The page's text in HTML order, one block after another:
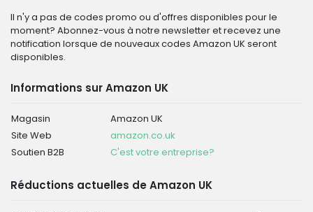
Il n'y a pas de codes promo ou d'offres disponibles pour le
moment? Abonnez-vous à notre newsletter et recevez une
notification lorsque de nouveaux codes Amazon UK seront
disponibles.
Informations sur Amazon UK
Magasin
Amazon UK
Site Web
amazon.co.uk
Soutien B2B
C'est votre entreprise?
Réductions actuelles de Amazon UK